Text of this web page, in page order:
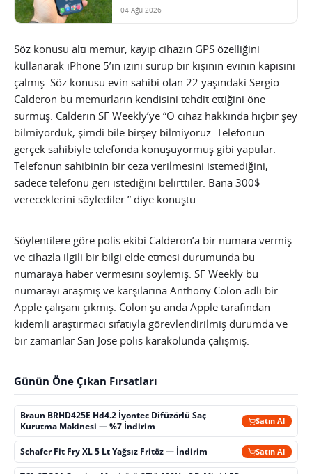
04 Ağu 2026
Söz konusu altı memur, kayıp cihazın GPS özelliğini
kullanarak iPhone 5’in izini sürüp bir kişinin evinin kapısını
çalmış. Söz konusu evin sahibi olan 22 yaşındaki Sergio
Calderon bu memurların kendisini tehdit ettiğini öne
sürmüş. Calderın SF Weekly’ye “O cihaz hakkında hiçbir şey
bilmiyorduk, şimdi bile birşey bilmiyoruz. Telefonun
gerçek sahibiyle telefonda konuşuyormuş gibi yaptılar.
Telefonun sahibinin bir ceza verilmesini istemediğini,
sadece telefonu geri istediğini belirttiler. Bana 300$
vereceklerini söylediler.” diye konuştu.
Söylentilere göre polis ekibi Calderon’a bir numara vermiş
ve cihazla ilgili bir bilgi elde etmesi durumunda bu
numaraya haber vermesini söylemiş. SF Weekly bu
numarayı araşmış ve karşılarına Anthony Colon adlı bir
Apple çalışanı çıkmış. Colon şu anda Apple tarafından
kıdemli araştırmacı sıfatıyla görevlendirilmiş durumda ve
bir zamanlar San Jose polis karakolunda çalışmış.
Günün Öne Çıkan Fırsatları
Braun BRHD425E Hd4.2 İyontec Difüzörlü Saç
Kurutma Makinesi — %7 İndirim
Satın Al
Schafer Fit Fry XL 5 Lt Yağsız Fritöz — İndirim Satın Al